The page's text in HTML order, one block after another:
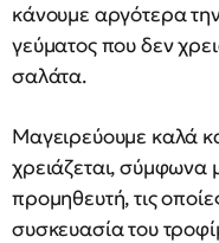
κάνουμε αργότερα
γεύματος που δεν
σαλάτα.
Μαγειρεύουμε καλά
χρειάζεται, σύμφωνα
προμηθευτή, τις
συσκευασία του